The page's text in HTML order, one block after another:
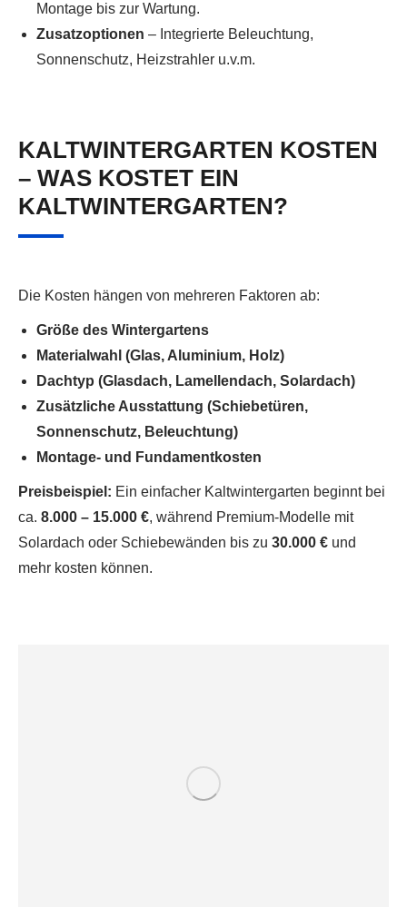
Montage bis zur Wartung.
Zusatzoptionen – Integrierte Beleuchtung,
Sonnenschutz, Heizstrahler u.v.m.
KALTWINTERGARTEN KOSTEN
– WAS KOSTET EIN
KALTWINTERGARTEN?
Die Kosten hängen von mehreren Faktoren ab:
Größe des Wintergartens
Materialwahl (Glas, Aluminium, Holz)
Dachtyp (Glasdach, Lamellendach, Solardach)
Zusätzliche Ausstattung (Schiebetüren,
Sonnenschutz, Beleuchtung)
Montage- und Fundamentkosten
Preisbeispiel: Ein einfacher Kaltwintergarten beginnt bei
ca. 8.000 – 15.000 €, während Premium-Modelle mit
Solardach oder Schiebewänden bis zu 30.000 € und
mehr kosten können.